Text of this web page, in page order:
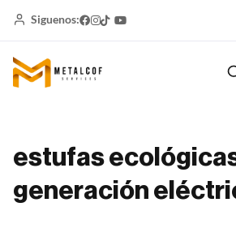
Siguenos:
estufas
generación